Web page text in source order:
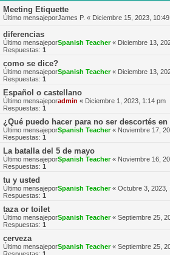
Meeting Etiquette
Último mensajeporJames P. « Diciembre 15, 2023,
diferencias
Último mensajeporSpanish Teacher« Diciembre 13,
Respuestas: 1
como se dice?
Último mensajeporSpanish Teacher« Diciembre 13,
Respuestas: 1
Español o castellano
Último mensajeporadmin « Diciembre 1, 2023, 1:14 pm
Respuestas: 1
¿Qué puedo hacer para no ser descortés en
Último mensajeporSpanish Teacher« Noviembre 17,
Respuestas: 1
La batalla del 5 de mayo
Último mensajeporSpanish Teacher« Noviembre 16,
Respuestas: 1
tu y usted
Último mensajeporSpanish Teacher« Octubre 3, 2023,
Respuestas: 1
taza or toilet
Último mensajeporSpanish Teacher« Septiembre 25,
Respuestas: 1
cerveza
Último mensajeporSpanish Teacher« Septiembre 25,